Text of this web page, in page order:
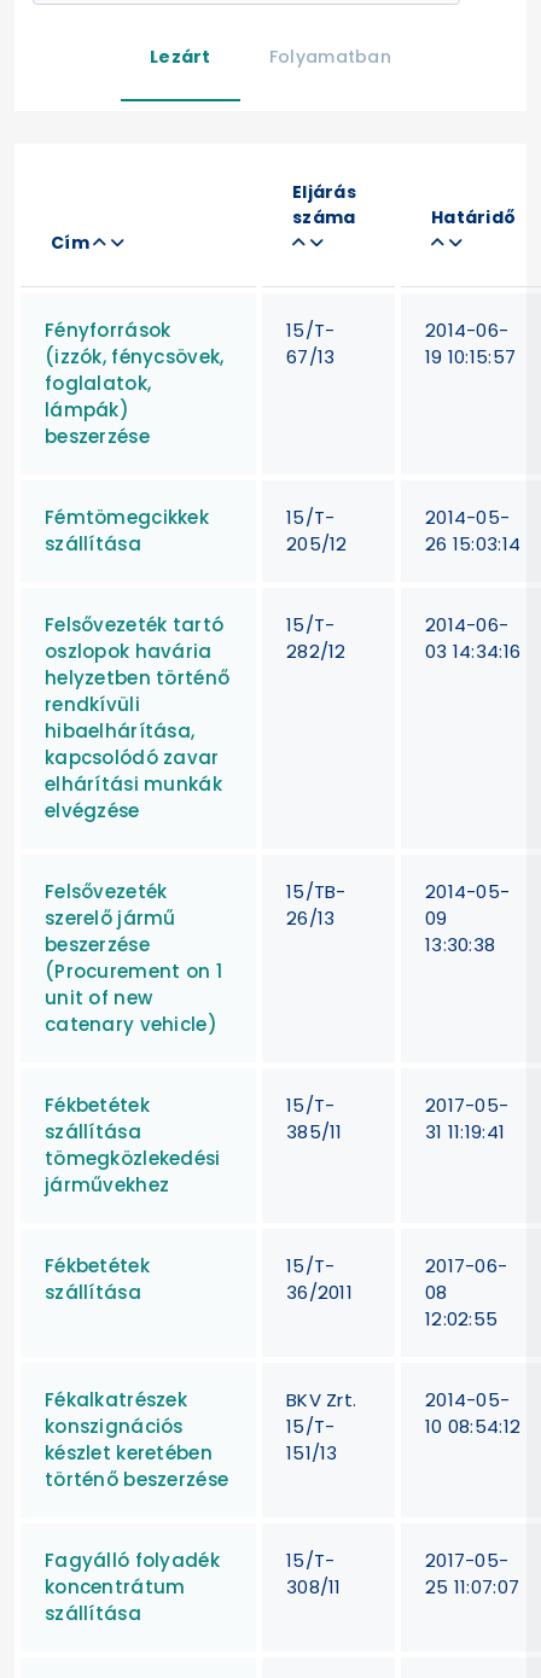
Lezárt Folyamatban
Cím
Eljárás
száma
Határidő
Fényforrások
(izzók, fénycsövek,
foglalatok,
lámpák)
beszerzése
15/T-
67/13
2014-06-
19 10:15:57
Fémtömegcikkek
szállítása
15/T-
205/12
2014-05-
26 15:03:14
Felsővezeték tartó
oszlopok havária
helyzetben történő
rendkívüli
hibaelhárítása,
kapcsolódó zavar
elhárítási munkák
elvégzése
15/T-
282/12
2014-06-
03 14:34:16
Felsővezeték
szerelő jármű
beszerzése
(Procurement on 1
unit of new
catenary vehicle)
15/TB-
26/13
2014-05-
09
13:30:38
Fékbetétek
szállítása
tömegközlekedési
járművekhez
15/T-
385/11
2017-05-
31 11:19:41
Fékbetétek
szállítása
15/T-
36/2011
2017-06-
08
12:02:55
Fékalkatrészek
konszignációs
készlet keretében
történő beszerzése
BKV Zrt.
15/T-
151/13
2014-05-
10 08:54:12
Fagyálló folyadék
koncentrátum
szállítása
15/T-
308/11
2017-05-
25 11:07:07